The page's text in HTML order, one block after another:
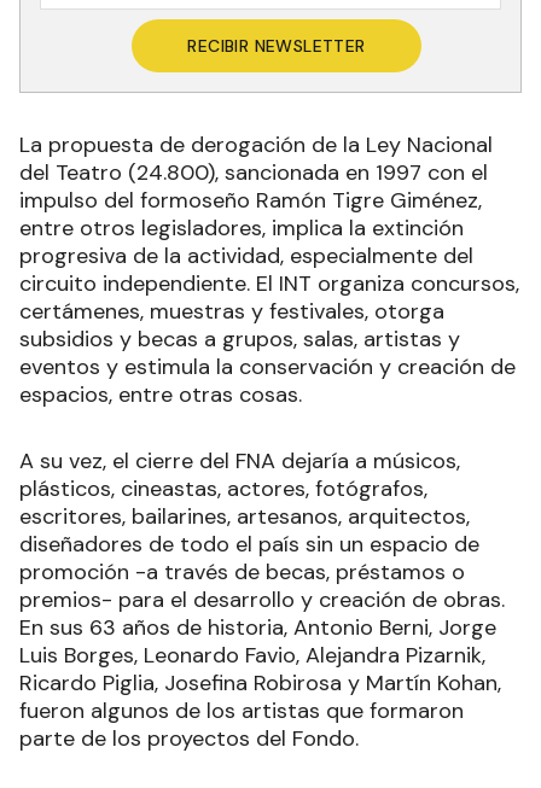
RECIBIR NEWSLETTER
La propuesta de derogación de la Ley Nacional
del Teatro (24.800), sancionada en 1997 con el
impulso del formoseño Ramón Tigre Giménez,
entre otros legisladores, implica la extinción
progresiva de la actividad, especialmente del
circuito independiente. El INT organiza concursos,
certámenes, muestras y festivales, otorga
subsidios y becas a grupos, salas, artistas y
eventos y estimula la conservación y creación de
espacios, entre otras cosas.
A su vez, el cierre del FNA dejaría a músicos,
plásticos, cineastas, actores, fotógrafos,
escritores, bailarines, artesanos, arquitectos,
diseñadores de todo el país sin un espacio de
promoción -a través de becas, préstamos o
premios- para el desarrollo y creación de obras.
En sus 63 años de historia, Antonio Berni, Jorge
Luis Borges, Leonardo Favio, Alejandra Pizarnik,
Ricardo Piglia, Josefina Robirosa y Martín Kohan,
fueron algunos de los artistas que formaron
parte de los proyectos del Fondo.